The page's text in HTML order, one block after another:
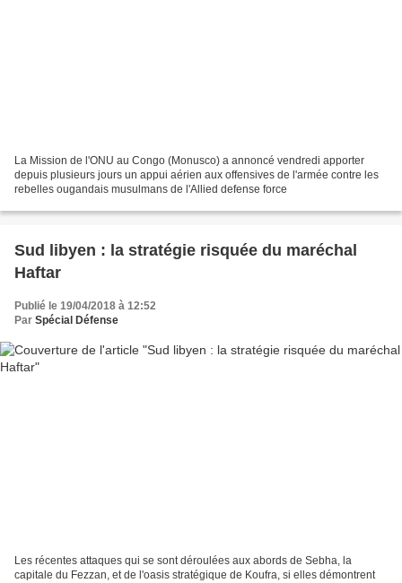
La Mission de l'ONU au Congo (Monusco) a annoncé vendredi apporter
depuis plusieurs jours un appui aérien aux offensives de l'armée contre les
rebelles ougandais musulmans de l'Allied defense force
Sud libyen : la stratégie risquée du maréchal
Haftar
Publié le 19/04/2018 à 12:52
Par Spécial Défense
Les récentes attaques qui se sont déroulées aux abords de Sebha, la
capitale du Fezzan, et de l'oasis stratégique de Koufra, si elles démontrent